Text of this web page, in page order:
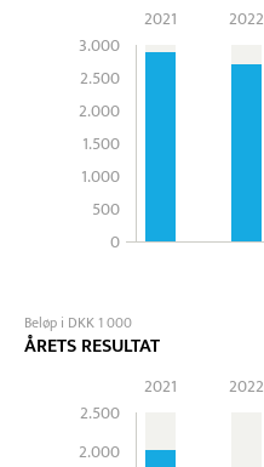
3.000
2.500
2.000
1.500
1.000
500
0
2021 2022
Beløp i DKK 1 000
ÅRETS RESULTAT
2.500
2.000
2021 2022